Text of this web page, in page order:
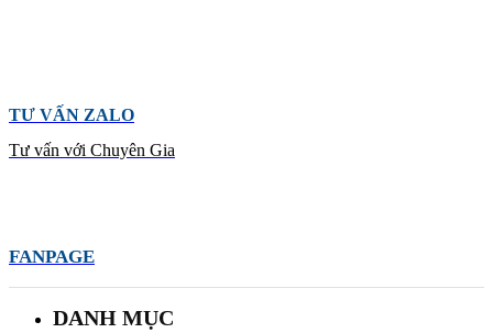
TƯ VẤN ZALO
Tư vấn với Chuyên Gia
FANPAGE
DANH MỤC